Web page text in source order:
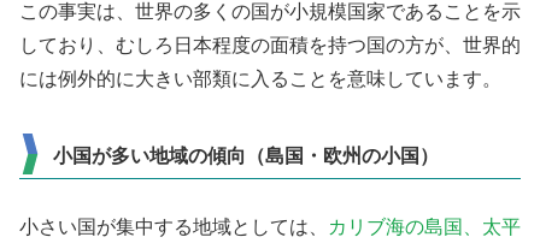
この事実は、世界の多くの国が小規模国家であることを示
しており、むしろ日本程度の面積を持つ国の方が、世界的
には例外的に大きい部類に入ることを意味しています。
小国が多い地域の傾向（島国・欧州の小国）
小さい国が集中する地域としては、
カリブ海の島国、太平